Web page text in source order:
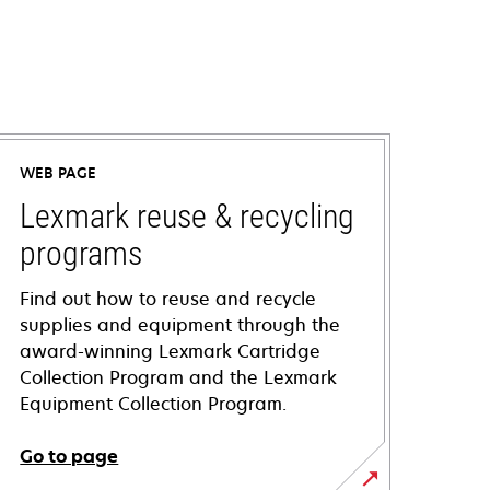
WEB PAGE
Lexmark reuse & recycling
programs
Find out how to reuse and recycle
supplies and equipment through the
award-winning Lexmark Cartridge
Collection Program and the Lexmark
Equipment Collection Program.
Go to page